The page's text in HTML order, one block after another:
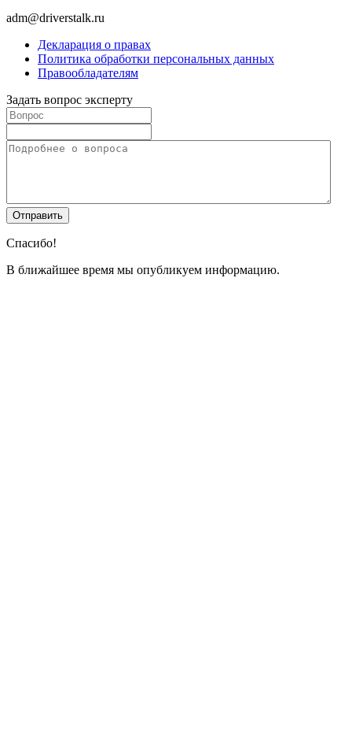
adm@driverstalk.ru
Декларация о правах
Политика обработки персональных данных
Правообладателям
Задать вопрос эксперту
Спасибо!
В ближайшее время мы опубликуем информацию.